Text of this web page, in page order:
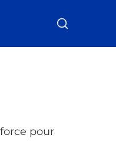
Soumettre
pour